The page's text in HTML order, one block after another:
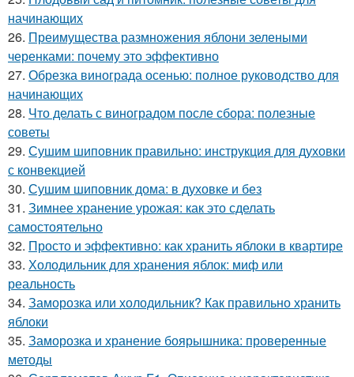
начинающих
26. Преимущества размножения яблони зелеными
черенками: почему это эффективно
27. Обрезка винограда осенью: полное руководство для
начинающих
28. Что делать с виноградом после сбора: полезные
советы
29. Сушим шиповник правильно: инструкция для духовки
с конвекцией
30. Сушим шиповник дома: в духовке и без
31. Зимнее хранение урожая: как это сделать
самостоятельно
32. Просто и эффективно: как хранить яблоки в квартире
33. Холодильник для хранения яблок: миф или
реальность
34. Заморозка или холодильник? Как правильно хранить
яблоки
35. Заморозка и хранение боярышника: проверенные
методы